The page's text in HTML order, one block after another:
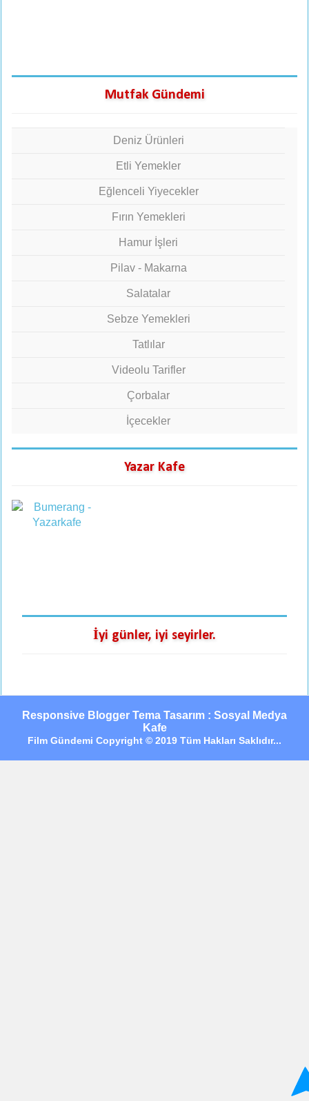
Mutfak Gündemi
Deniz Ürünleri
Etli Yemekler
Eğlenceli Yiyecekler
Fırın Yemekleri
Hamur İşleri
Pilav - Makarna
Salatalar
Sebze Yemekleri
Tatlılar
Videolu Tarifler
Çorbalar
İçecekler
Yazar Kafe
İyi günler, iyi seyirler.
Responsive Blogger Tema Tasarım : Sosyal Medya
Kafe
Film Gündemi Copyright © 2019 Tüm Hakları Saklıdır...